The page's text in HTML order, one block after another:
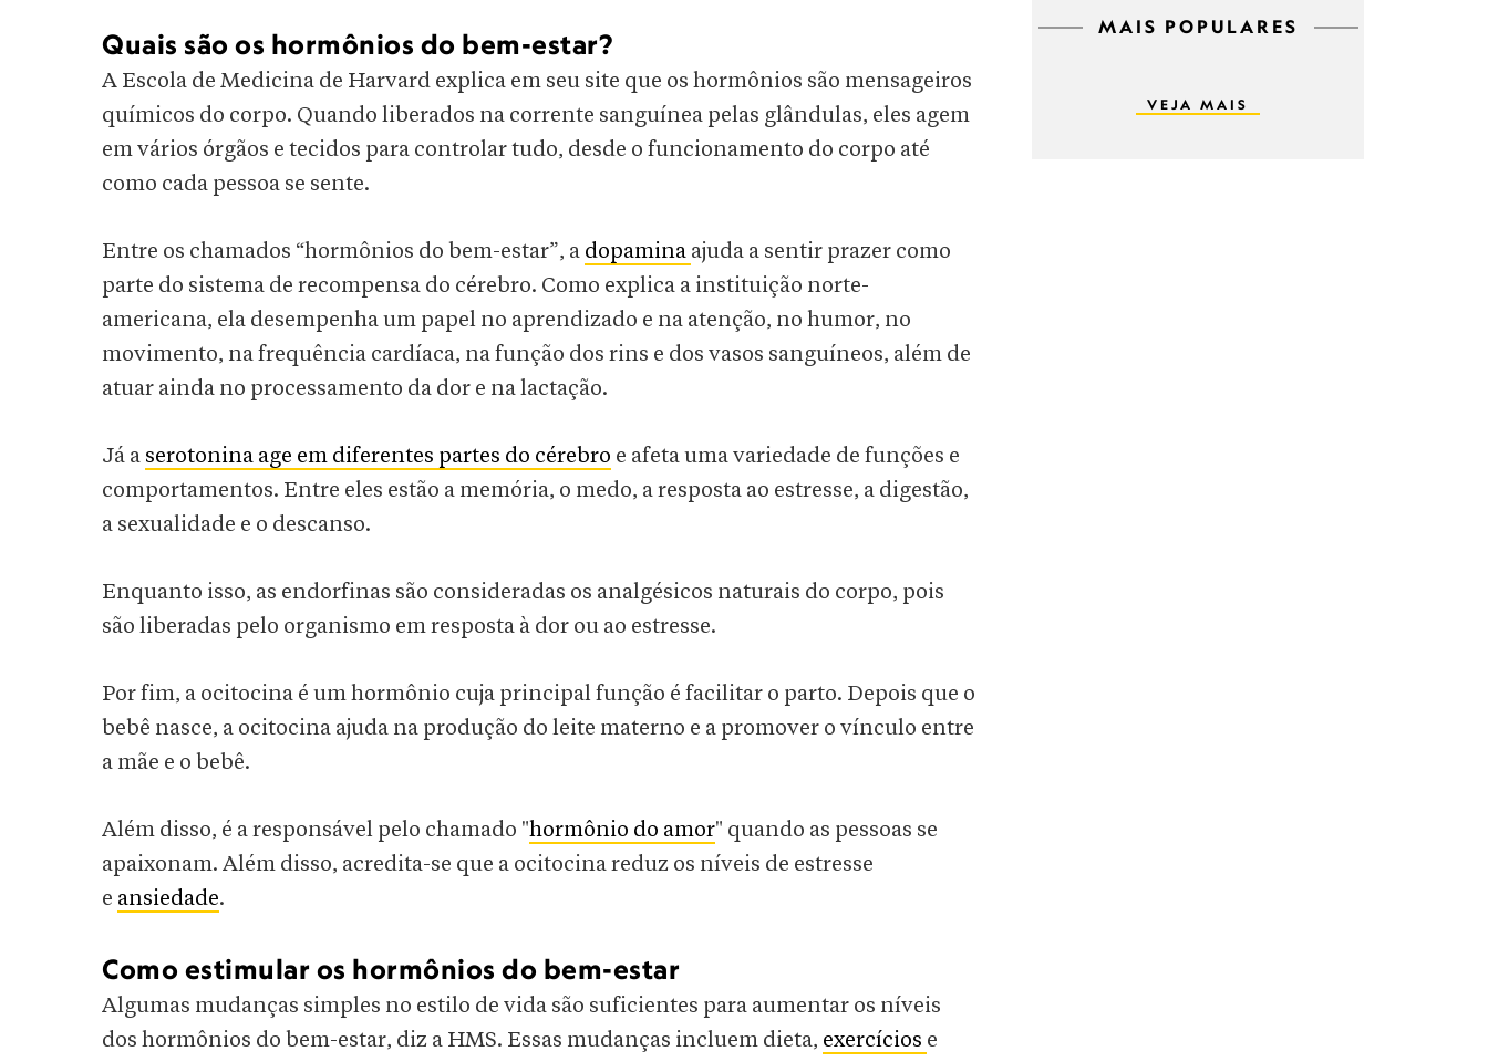
Quais são os hormônios do bem-estar?
A Escola de Medicina de Harvard explica em seu site que os hormônios são mensageiros
químicos do corpo. Quando liberados na corrente sanguínea pelas glândulas, eles agem
em vários órgãos e tecidos para controlar tudo, desde o funcionamento do corpo até
como cada pessoa se sente.
Entre os chamados “hormônios do bem-estar”, a dopamina ajuda a sentir prazer como
parte do sistema de recompensa do cérebro. Como explica a instituição norte-
americana, ela desempenha um papel no aprendizado e na atenção, no humor, no
movimento, na frequência cardíaca, na função dos rins e dos vasos sanguíneos, além de
atuar ainda no processamento da dor e na lactação.
Já a serotonina age em diferentes partes do cérebro e afeta uma variedade de funções e
comportamentos. Entre eles estão a memória, o medo, a resposta ao estresse, a digestão,
a sexualidade e o descanso.
Enquanto isso, as endorfinas são consideradas os analgésicos naturais do corpo, pois
são liberadas pelo organismo em resposta à dor ou ao estresse.
Por fim, a ocitocina é um hormônio cuja principal função é facilitar o parto. Depois que o
bebê nasce, a ocitocina ajuda na produção do leite materno e a promover o vínculo entre
a mãe e o bebê.
Além disso, é a responsável pelo chamado "hormônio do amor" quando as pessoas se
apaixonam. Além disso, acredita-se que a ocitocina reduz os níveis de estresse
e ansiedade.
Como estimular os hormônios do bem-estar
Algumas mudanças simples no estilo de vida são suficientes para aumentar os níveis
dos hormônios do bem-estar, diz a HMS. Essas mudanças incluem dieta, exercícios e
MAIS POPULARES
VEJA MAIS